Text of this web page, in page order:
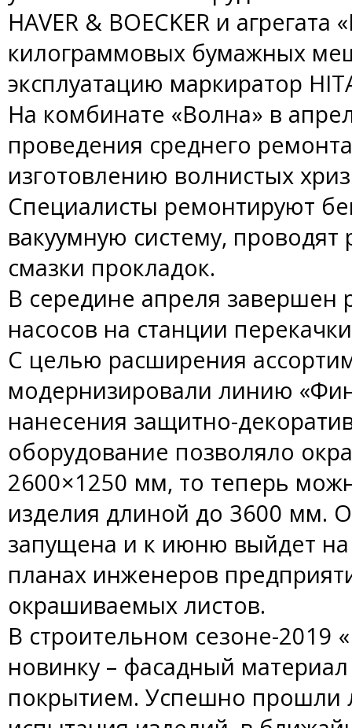
HAVER & BOECKER и
килограммовых бумажных
эксплуатацию маркиратор
На комбинате «Волна» в
проведения среднего
изготовлению волнистых
Специалисты ремонтируют
вакуумную систему,
смазки прокладок.
В середине апреля
насосов на станции
С целью расширения
модернизировали линию
нанесения защитно-
оборудование позволяло
2600×1250 мм, то теперь
изделия длиной до 3600 мм.
запущена и к июню выйдет
планах инженеров
окрашиваемых листов.
В строительном сезоне-2019
новинку – фасадный
покрытием. Успешно прошли